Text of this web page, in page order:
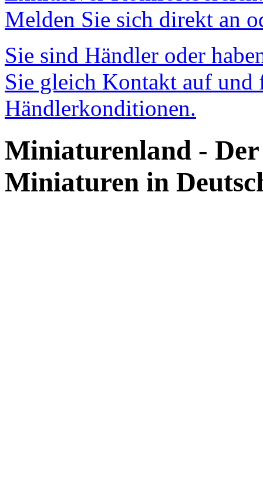
Melden Sie sich direkt an
Sie sind Händler oder
Sie gleich Kontakt auf und
Händlerkonditionen.
Miniaturenland -
Miniaturen in